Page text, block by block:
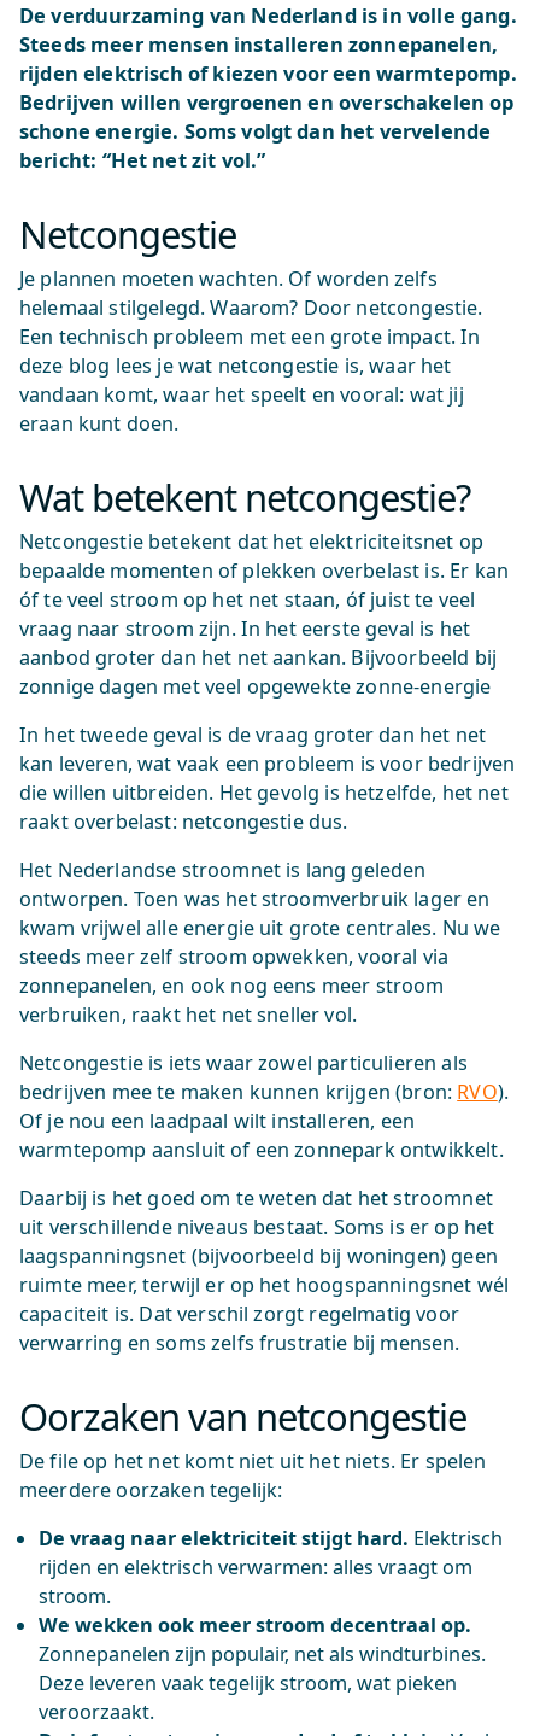
De verduurzaming van Nederland is in volle gang.
Steeds meer mensen installeren zonnepanelen,
rijden elektrisch of kiezen voor een warmtepomp.
Bedrijven willen vergroenen en overschakelen op
schone energie. Soms volgt dan het vervelende
bericht: “Het net zit vol.”
Netcongestie
Je plannen moeten wachten. Of worden zelfs
helemaal stilgelegd. Waarom? Door netcongestie.
Een technisch probleem met een grote impact. In
deze blog lees je wat netcongestie is, waar het
vandaan komt, waar het speelt en vooral: wat jij
eraan kunt doen.
Wat betekent netcongestie?
Netcongestie betekent dat het elektriciteitsnet op
bepaalde momenten of plekken overbelast is. Er kan
óf te veel stroom op het net staan, óf juist te veel
vraag naar stroom zijn. In het eerste geval is het
aanbod groter dan het net aankan. Bijvoorbeeld bij
zonnige dagen met veel opgewekte zonne-energie
In het tweede geval is de vraag groter dan het net
kan leveren, wat vaak een probleem is voor bedrijven
die willen uitbreiden. Het gevolg is hetzelfde, het net
raakt overbelast: netcongestie dus.
Het Nederlandse stroomnet is lang geleden
ontworpen. Toen was het stroomverbruik lager en
kwam vrijwel alle energie uit grote centrales. Nu we
steeds meer zelf stroom opwekken, vooral via
zonnepanelen, en ook nog eens meer stroom
verbruiken, raakt het net sneller vol.
Netcongestie is iets waar zowel particulieren als
bedrijven mee te maken kunnen krijgen (bron: RVO).
Of je nou een laadpaal wilt installeren, een
warmtepomp aansluit of een zonnepark ontwikkelt.
Daarbij is het goed om te weten dat het stroomnet
uit verschillende niveaus bestaat. Soms is er op het
laagspanningsnet (bijvoorbeeld bij woningen) geen
ruimte meer, terwijl er op het hoogspanningsnet wél
capaciteit is. Dat verschil zorgt regelmatig voor
verwarring en soms zelfs frustratie bij mensen.
Oorzaken van netcongestie
De file op het net komt niet uit het niets. Er spelen
meerdere oorzaken tegelijk:
De vraag naar elektriciteit stijgt hard. Elektrisch
rijden en elektrisch verwarmen: alles vraagt om
stroom.
We wekken ook meer stroom decentraal op.
Zonnepanelen zijn populair, net als windturbines.
Deze leveren vaak tegelijk stroom, wat pieken
veroorzaakt.